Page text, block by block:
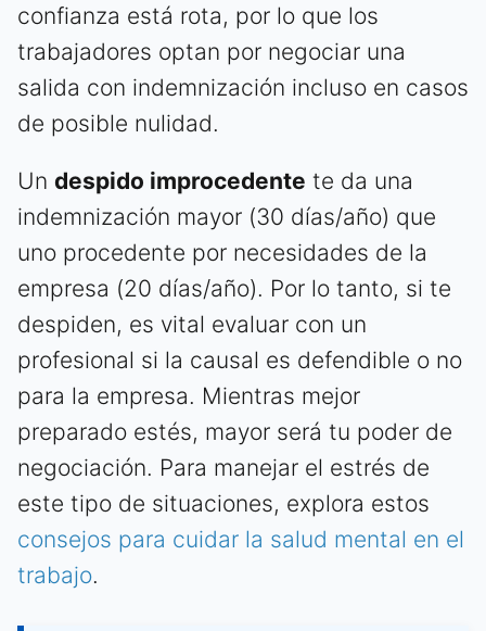
confianza está rota, por lo que los
trabajadores optan por negociar una
salida con indemnización incluso en casos
de posible nulidad.
Un despido improcedente te da una
indemnización mayor (30 días/año) que
uno procedente por necesidades de la
empresa (20 días/año). Por lo tanto, si te
despiden, es vital evaluar con un
profesional si la causal es defendible o no
para la empresa. Mientras mejor
preparado estés, mayor será tu poder de
negociación. Para manejar el estrés de
este tipo de situaciones, explora estos
consejos para cuidar la salud mental en el
trabajo.